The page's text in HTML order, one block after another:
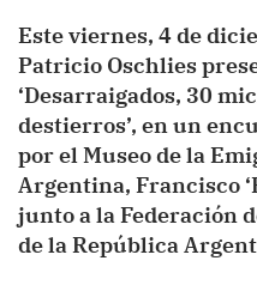
Este viernes, 4 de
Patricio Oschlies
‘Desarraigados, 30
destierros’, en un
por el Museo de la
Argentina, Francisco
junto a la Federación
de la República